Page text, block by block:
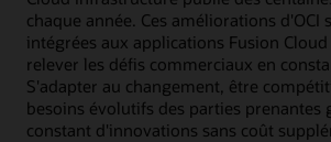
chaque année. Ces améliorations d'OCI
intégrées aux applications Fusion
relever les défis commerciaux en
S'adapter au changement, être
besoins évolutifs des parties prenantes
constant d'innovations sans coût